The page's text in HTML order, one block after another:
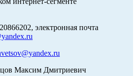
электронная почта
Максим Дмитриевич